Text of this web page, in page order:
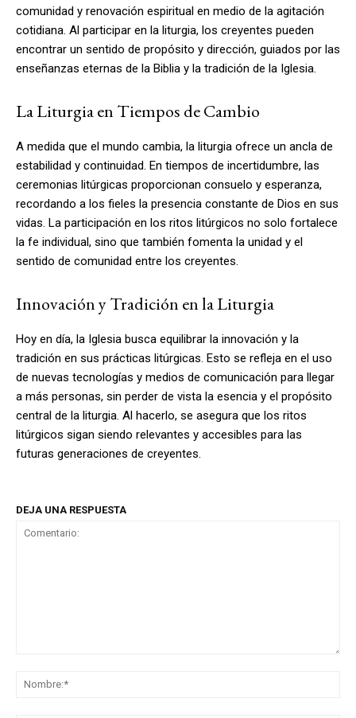
comunidad y renovación espiritual en medio de la agitación
cotidiana. Al participar en la liturgia, los creyentes pueden
encontrar un sentido de propósito y dirección, guiados por las
enseñanzas eternas de la Biblia y la tradición de la Iglesia.
La Liturgia en Tiempos de Cambio
A medida que el mundo cambia, la liturgia ofrece un ancla de
estabilidad y continuidad. En tiempos de incertidumbre, las
ceremonias litúrgicas proporcionan consuelo y esperanza,
recordando a los fieles la presencia constante de Dios en sus
vidas. La participación en los ritos litúrgicos no solo fortalece
la fe individual, sino que también fomenta la unidad y el
sentido de comunidad entre los creyentes.
Innovación y Tradición en la Liturgia
Hoy en día, la Iglesia busca equilibrar la innovación y la
tradición en sus prácticas litúrgicas. Esto se refleja en el uso
de nuevas tecnologías y medios de comunicación para llegar
a más personas, sin perder de vista la esencia y el propósito
central de la liturgia. Al hacerlo, se asegura que los ritos
litúrgicos sigan siendo relevantes y accesibles para las
futuras generaciones de creyentes.
DEJA UNA RESPUESTA